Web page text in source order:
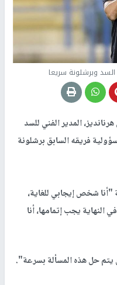
وبرشلونة سريعا
المدير الفني للسد
فريقه السابق برشلونة
"أنا شخص إيجابي للغاية،
النهاية يجب إتمامها، أنا
يتم حل هذه المسألة بسرعة".